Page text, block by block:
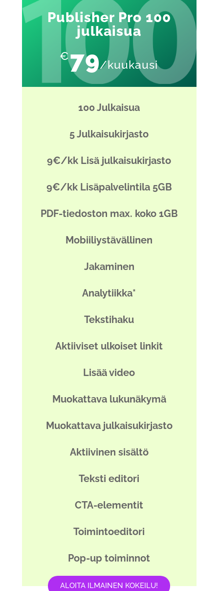
Publisher Pro 100
julkaisua
€79/kuukausi
100 Julkaisua
5 Julkaisukirjasto
9€/kk Lisä julkaisukirjasto
9€/kk Lisäpalvelintila 5GB
PDF-tiedoston max. koko 1GB
Mobiiliystävällinen
Jakaminen
Analytiikka*
Tekstihaku
Aktiiviset ulkoiset linkit
Lisää video
Muokattava lukunäkymä
Muokattava julkaisukirjasto
Aktiivinen sisältö
Teksti editori
CTA-elementit
Toimintoeditori
Pop-up toiminnot
ALOITA ILMAINEN KOKEILU!